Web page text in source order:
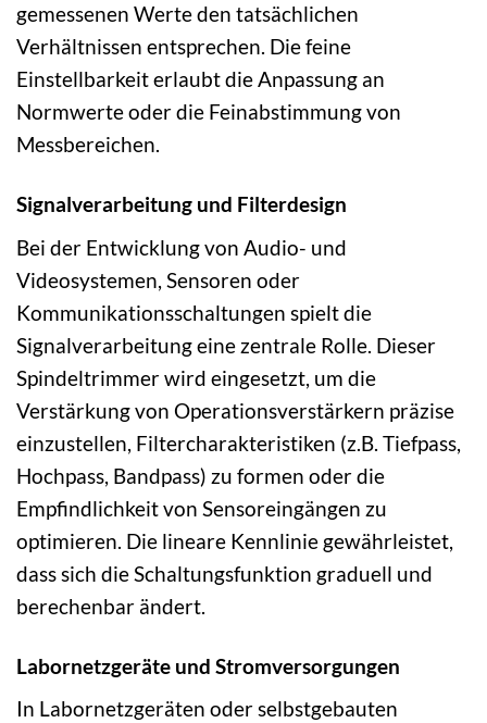
gemessenen Werte den tatsächlichen
Verhältnissen entsprechen. Die feine
Einstellbarkeit erlaubt die Anpassung an
Normwerte oder die Feinabstimmung von
Messbereichen.
Signalverarbeitung und Filterdesign
Bei der Entwicklung von Audio- und
Videosystemen, Sensoren oder
Kommunikationsschaltungen spielt die
Signalverarbeitung eine zentrale Rolle. Dieser
Spindeltrimmer wird eingesetzt, um die
Verstärkung von Operationsverstärkern präzise
einzustellen, Filtercharakteristiken (z.B. Tiefpass,
Hochpass, Bandpass) zu formen oder die
Empfindlichkeit von Sensoreingängen zu
optimieren. Die lineare Kennlinie gewährleistet,
dass sich die Schaltungsfunktion graduell und
berechenbar ändert.
Labornetzgeräte und Stromversorgungen
In Labornetzgeräten oder selbstgebauten